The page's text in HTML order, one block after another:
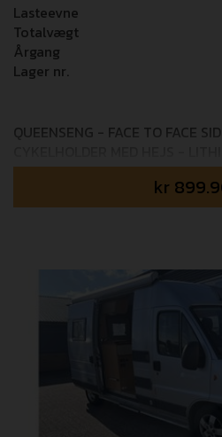
Lasteevne
Totalvægt
Årgang
Lager nr.
QUEENSENG - FACE TO FACE
UNDERVOGNSBEHANDLET
som er pakket med masser af
75° JUBILÆUMSUDSTYR: ✔
Beige betræk ✔ Pioneer 9"
Bakkamera ✔ 200 W solpanel
Antracit THULE 5200 markise
Vandudtag i garagen ✔
/ TV) ✔ Udstyret garagevæg til
+ MATIC PACK: 140 HK FIAT
automatgearkasse EXTRA
indgangstrin, elektrisk
DE (Diesel + EL) EXTRA TECH
kr